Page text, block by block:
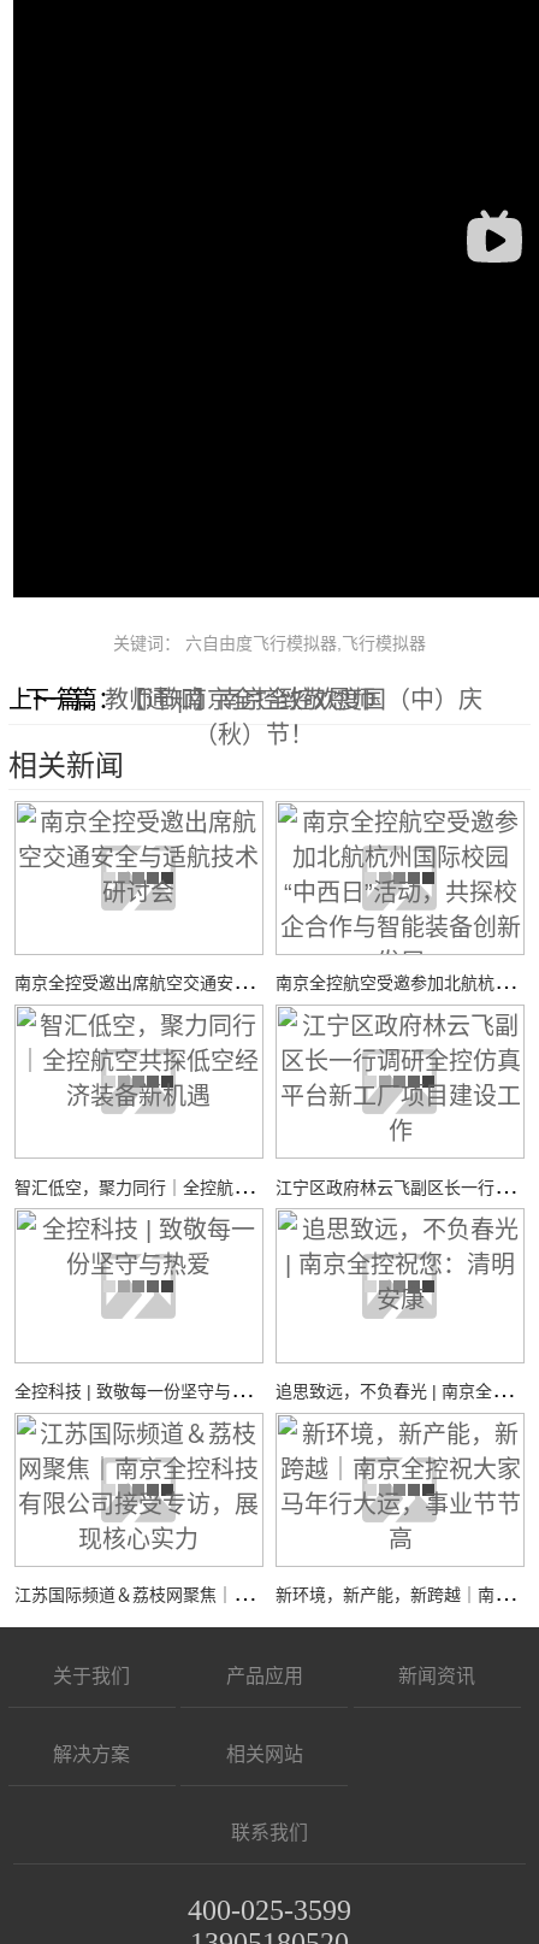
关键词： 六自由度飞行模拟器,飞行模拟器
上一篇：教师节|南京全控致敬恩师
下一篇：【通知】南京全控欢度国（中）庆
（秋）节！
相关新闻
南
京全控受邀出席航空交通安全与适航技术研讨会 南
京全控航空受邀参加北航杭州国际校园“中西日”活动，共探校企合作与智能装备创新发展
智
汇低空，聚力同行｜全控航空共探低空经济装备新机遇 江
宁区政府林云飞副区长一行调研全控仿真平台新工厂项目建设工作
全
控科技 | 致敬每一份坚守与热爱 追
思致远，不负春光 | 南京全控祝您：清明安康
江
苏国际频道＆荔枝网聚焦｜南京全控科技有限公司接受专访，展现核心实力 新
环境，新产能，新跨越｜南京全控祝大家马年行大运，事业节节高
关于我们 产品应用 新闻资讯
解决方案 相关网站
联系我们
400-025-3599